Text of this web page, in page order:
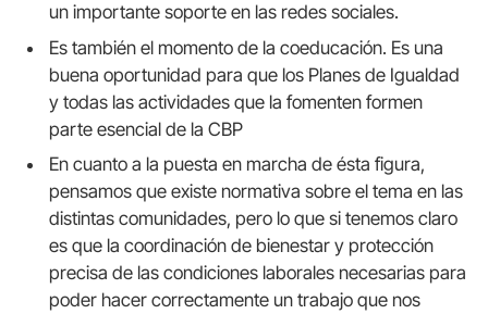
un importante soporte en las redes sociales.
Es también el momento de la coeducación. Es una
buena oportunidad para que los Planes de Igualdad
y todas las actividades que la fomenten formen
parte esencial de la CBP
En cuanto a la puesta en marcha de ésta figura,
pensamos que existe normativa sobre el tema en las
distintas comunidades, pero lo que si tenemos claro
es que la coordinación de bienestar y protección
precisa de las condiciones laborales necesarias para
poder hacer correctamente un trabajo que nos